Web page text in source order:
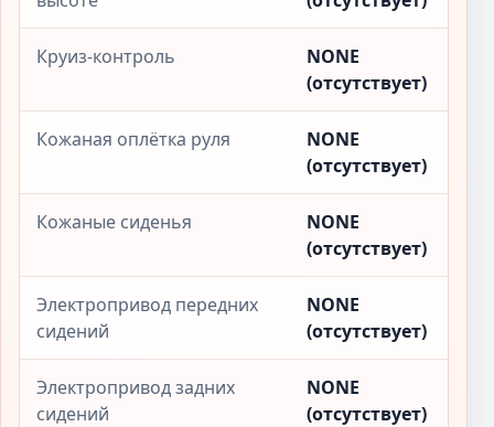
Круиз-контроль
NONE
(отсутствует)
Кожаная оплётка руля
NONE
(отсутствует)
Кожаные сиденья
NONE
(отсутствует)
Электропривод передних
сидений
NONE
(отсутствует)
Электропривод задних
сидений
NONE
(отсутствует)